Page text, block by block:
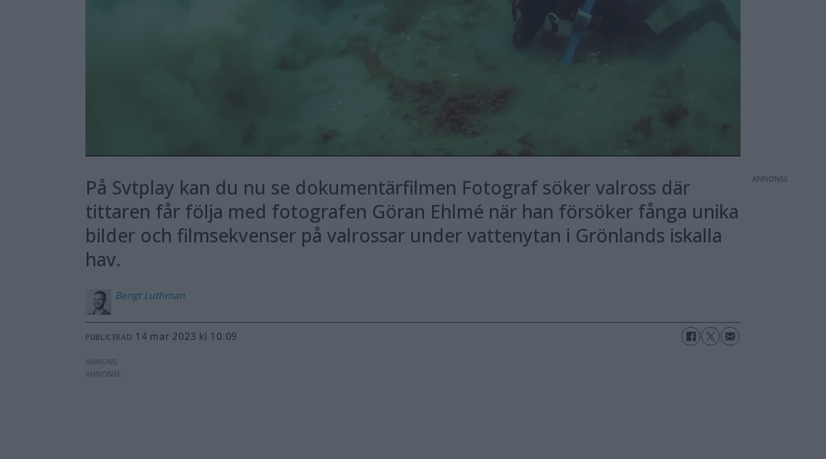
På Svtplay kan du nu se dokumentärfilmen Fotograf söker valross där
tittaren får följa med fotografen Göran Ehlmé när han försöker fånga unika
bilder och filmsekvenser på valrossar under vattenytan i Grönlands iskalla
hav.
Bengt Luthman
PUBLICERAD 14 mar 2023 kl 10.09
ANNONS
ANNONS